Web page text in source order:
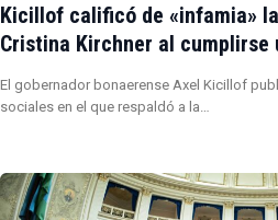
Kicillof calificó de «infamia»
Cristina Kirchner al cumplirse
El gobernador bonaerense Axel Kicillof
sociales en el que respaldó a la…